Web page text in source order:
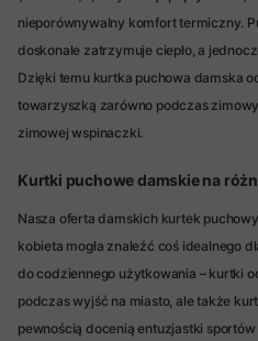
nieporównywalny komfort termiczny.
doskonale zatrzymuje ciepło, a
Dzięki temu kurtka puchowa damska
towarzyszką zarówno podczas
zimowej wspinaczki.
Kurtki puchowe damskie na
Nasza oferta damskich kurtek
kobieta mogła znaleźć coś idealnego
do codziennego użytkowania – kurtki
podczas wyjść na miasto, ale także
pewnością docenią entuzjastki